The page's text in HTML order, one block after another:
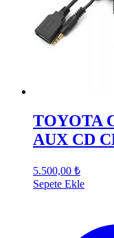
TOYOTA
AUX CD
5.500,00 ₺
Sepete Ekle